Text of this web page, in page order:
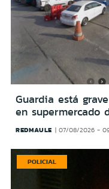
Guardia está
en supermercado
REDMAULE 07/08/2026 -
POLICIAL